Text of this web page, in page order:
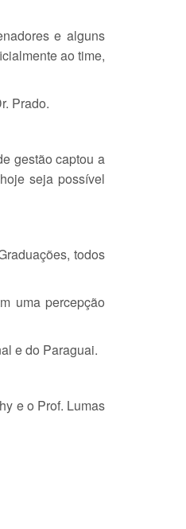
e alguns
ao time,
Prado.
gestão captou a
seja possível
todos
uma percepção
e do Paraguai.
e o Prof. Lumas